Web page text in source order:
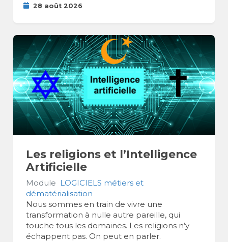
28 août 2026
Les religions et l’Intelligence
Artificielle
Module LOGICIELS métiers et
dématérialisation
Nous sommes en train de vivre une
transformation à nulle autre pareille, qui
touche tous les domaines. Les religions n’y
échappent pas. On peut en parler.